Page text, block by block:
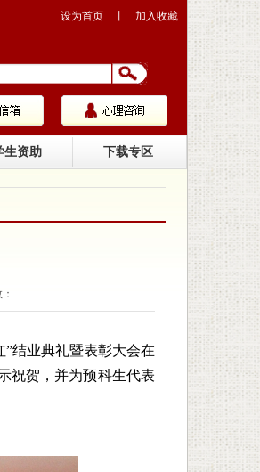
设为首页 加入收藏
生资助 下载专区
结业典礼暨表彰大会在
祝贺，并为预科生代表